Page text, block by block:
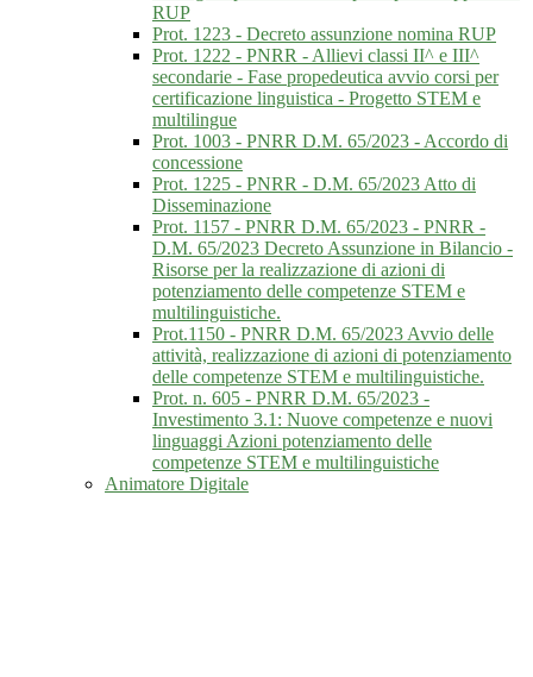
RUP
Prot. 1223 - Decreto assunzione nomina RUP
Prot. 1222 - PNRR - Allievi classi II^ e III^
secondarie - Fase propedeutica avvio corsi per
certificazione linguistica - Progetto STEM e
multilingue
Prot. 1003 - PNRR D.M. 65/2023 - Accordo di
concessione
Prot. 1225 - PNRR - D.M. 65/2023 Atto di
Disseminazione
Prot. 1157 - PNRR D.M. 65/2023 - PNRR -
D.M. 65/2023 Decreto Assunzione in Bilancio -
Risorse per la realizzazione di azioni di
potenziamento delle competenze STEM e
multilinguistiche.
Prot.1150 - PNRR D.M. 65/2023 Avvio delle
attività, realizzazione di azioni di potenziamento
delle competenze STEM e multilinguistiche.
Prot. n. 605 - PNRR D.M. 65/2023 -
Investimento 3.1: Nuove competenze e nuovi
linguaggi Azioni potenziamento delle
competenze STEM e multilinguistiche
Animatore Digitale